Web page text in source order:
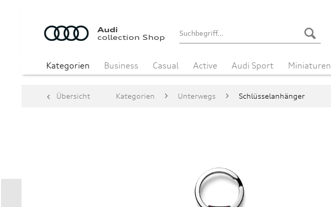
Audi
collection Shop
Kategorien Business Casual Active Audi Sport Miniaturen
Übersicht Kategorien Unterwegs Schlüsselanhänger